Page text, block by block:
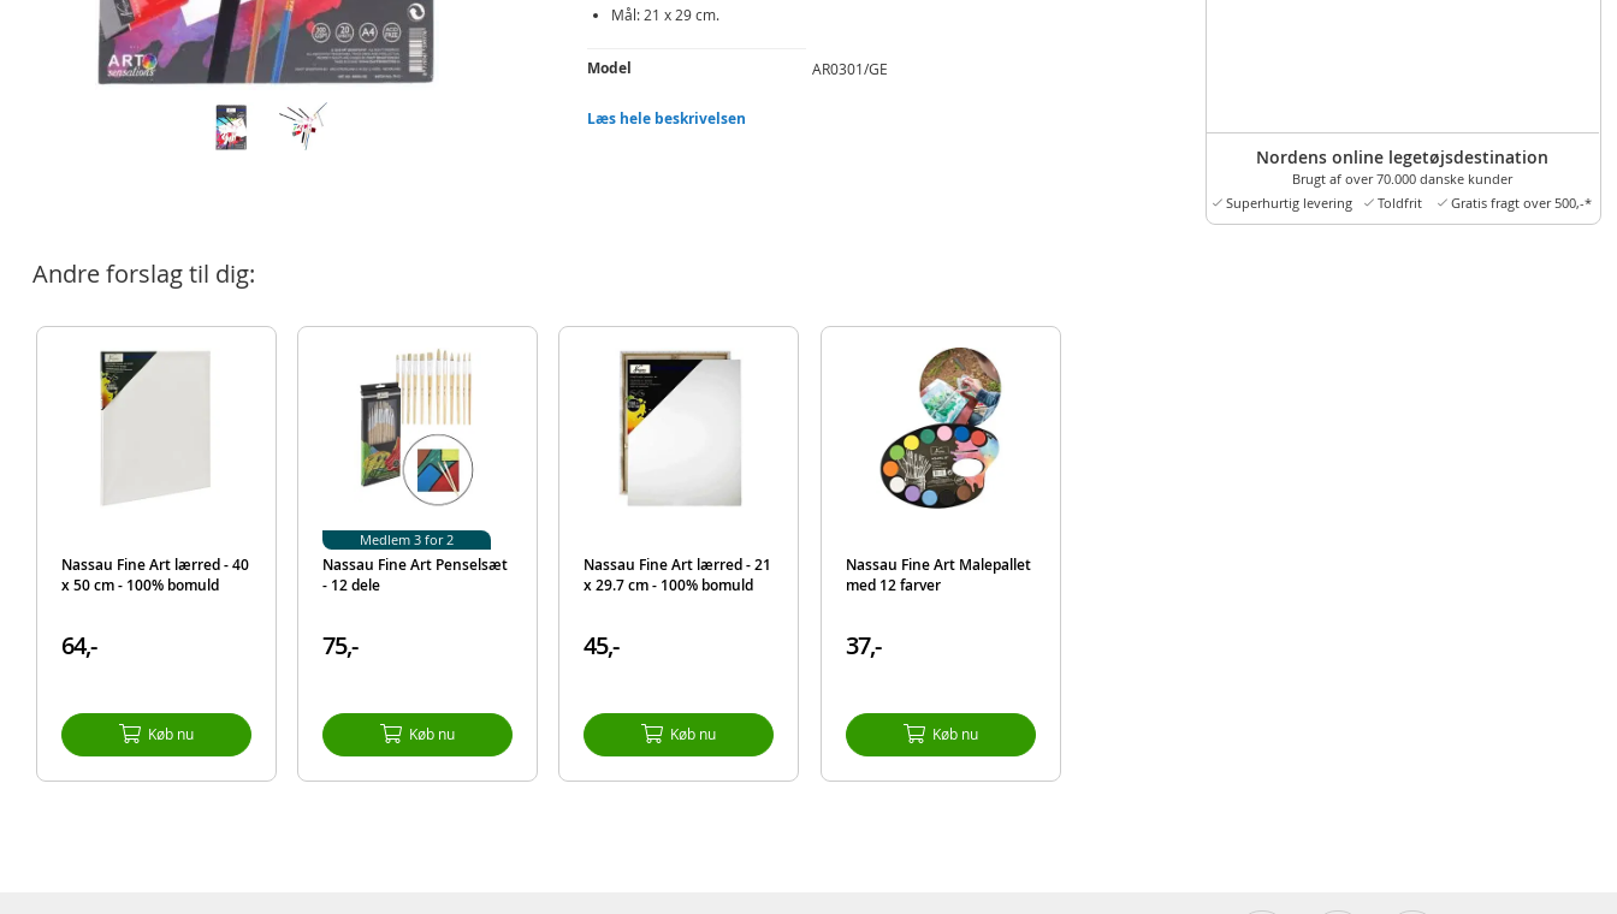
Nordens online legetøjsdestination
Brugt af over 70.000 danske kunder
Superhurtig levering
Toldfrit Gratis fragt over 500,-*
Mål: 21 x 29 cm.
Produktdetaljer
Model AR0301/GE
EAN
Læs hele beskrivelsen
Andre forslag til dig:
Nassau Fine Art lærred - 40
x 50 cm - 100% bomuld
64,-
Køb nu
Nassau Fine Art Penselsæt
- 12 dele
75,-
Køb nu
Medlem 3 for 2
Nassau Fine Art lærred - 21
x 29.7 cm - 100% bomuld
45,-
Køb nu
Nassau Fine Art Malepallet
med 12 farver
37,-
Køb nu